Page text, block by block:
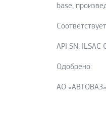
base,
API SN, ILSAC
Одобрено:
АО «АВТОВАЗ»